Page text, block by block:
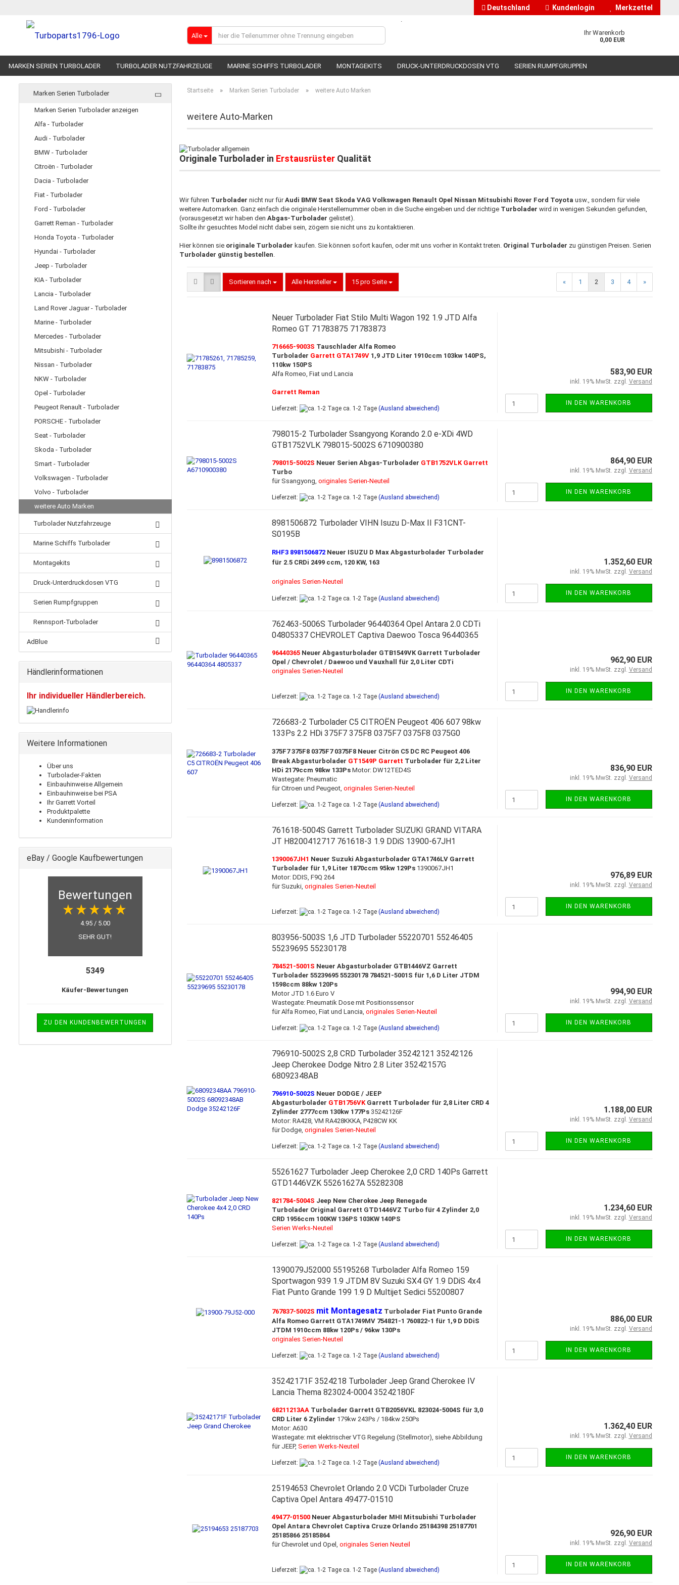
Deutschland
Lieferland
Kundenlogin Merkzettel
Alle
.
Ihr Warenkorb
0,00 EUR
MARKEN SERIEN TURBOLADER TURBOLADER NUTZFAHRZEUGE MARINE SCHIFFS TURBOLADER MONTAGEKITS DRUCK-UNTERDRUCKDOSEN VTG SERIEN RUMPFGRUPPEN
Startseite » Marken Serien Turbolader » weitere Auto Marken
weitere Auto-Marken
Originale Turbolader in Erstausrüster Qualität
Wir führen Turbolader nicht nur fürAudi BMW Seat Skoda VAG Volkswagen Renault Opel Nissan Mitsubishi Rover Ford Toyota usw., sondern für viele
weitere Automarken. Ganz einfach die originale Herstellernummer oben in die Suche eingeben und der richtige Turbolader wird in wenigen Sekunden gefunden,
(vorausgesetzt wir haben den Abgas-Turbolader gelistet).
Sollte ihr gesuchtes Model nicht dabei sein, zögern sie nicht uns zu kontaktieren.
Hier können sie originale Turbolader kaufen. Sie können sofort kaufen, oder mit uns vorher in Kontakt treten. Original Turbolader zu günstigen Preisen. Serien
Turbolader günstig bestellen.
Sortieren nach Alle Hersteller 15 pro Seite « 1 2 3 4 »
Neuer Turbolader Fiat Stilo Multi Wagon 192 1.9 JTD Alfa
Romeo GT 71783875 71783873
716665-9003S Tauschlader Alfa Romeo
Turbolader Garrett GTA1749V1,9 JTD Liter 1910ccm 103kw 140PS,
110kw 150PS
Alfa Romeo, Fiat und Lancia
Garrett Reman
Lieferzeit: ca. 1-2 Tage (Ausland abweichend)
583,90 EUR
inkl. 19% MwSt. zzgl. Versand
IN DEN WARENKORB
798015-2 Turbolader Ssangyong Korando 2.0 e-XDi 4WD
GTB1752VLK 798015-5002S 6710900380
798015-5002S Neuer Serien Abgas-Turbolader GTB1752VLK Garrett
Turbo
für Ssangyong, originales Serien-Neuteil
Lieferzeit: ca. 1-2 Tage (Ausland abweichend)
864,90 EUR
inkl. 19% MwSt. zzgl. Versand
IN DEN WARENKORB
8981506872 Turbolader VIHN Isuzu D-Max II F31CNT-
S0195B
RHF3 8981506872 Neuer ISUZU D Max Abgasturbolader Turbolader
für 2.5 CRDi 2499 ccm, 120 KW, 163
originales Serien-Neuteil
Lieferzeit: ca. 1-2 Tage (Ausland abweichend)
1.352,60 EUR
inkl. 19% MwSt. zzgl. Versand
IN DEN WARENKORB
762463-5006S Turbolader 96440364 Opel Antara 2.0 CDTi
04805337 CHEVROLET Captiva Daewoo Tosca 96440365
96440365 Neuer Abgasturbolader GTB1549VK Garrett Turbolader
Opel / Chevrolet / Daewoo und Vauxhall für 2,0 Liter CDTi
originales Serien-Neuteil
Lieferzeit: ca. 1-2 Tage (Ausland abweichend)
962,90 EUR
inkl. 19% MwSt. zzgl. Versand
IN DEN WARENKORB
726683-2 Turbolader C5 CITROËN Peugeot 406 607 98kw
133Ps 2.2 HDi 375F7 375F8 0375F7 0375F8 0375G0
375F7 375F8 0375F7 0375F8 Neuer Citrön C5 DC RC Peugeot 406
Break Abgasturbolader GT1549P Garrett Turbolader für 2,2 Liter
HDi 2179ccm 98kw 133Ps Motor: DW12TED4S
Wastegate: Pneumatic
für Citroen und Peugeot, originales Serien-Neuteil
Lieferzeit: ca. 1-2 Tage (Ausland abweichend)
836,90 EUR
inkl. 19% MwSt. zzgl. Versand
IN DEN WARENKORB
761618-5004S Garrett Turbolader SUZUKI GRAND VITARA
JT H8200412717 761618-3 1.9 DDiS 13900-67JH1
1390067JH1 Neuer Suzuki Abgasturbolader GTA1746LV Garrett
Turbolader für 1,9 Liter 1870ccm 95kw 129Ps 1390067JH1
Motor: DDIS, F9Q 264
für Suzuki, originales Serien-Neuteil
Lieferzeit: ca. 1-2 Tage (Ausland abweichend)
976,89 EUR
inkl. 19% MwSt. zzgl. Versand
IN DEN WARENKORB
803956-5003S 1,6 JTD Turbolader 55220701 55246405
55239695 55230178
784521-5001S Neuer Abgasturbolader GTB1446VZ Garrett
Turbolader 55239695 55230178784521-5001S für 1,6 D Liter JTDM
1598ccm 88kw 120Ps
Motor JTD 1.6 Euro V
Wastegate: Pneumatik Dose mit Positionssensor
für Alfa Romeo, Fiat und Lancia, originales Serien-Neuteil
Lieferzeit: ca. 1-2 Tage (Ausland abweichend)
994,90 EUR
inkl. 19% MwSt. zzgl. Versand
IN DEN WARENKORB
796910-5002S 2,8 CRD Turbolader 35242121 35242126
Jeep Cherokee Dodge Nitro 2.8 Liter 35242157G
68092348AB
796910-5002S Neuer DODGE / JEEP
Abgasturbolader GTB1756VKGarrett Turbolader für 2,8 Liter CRD 4
Zylinder 2777ccm 130kw 177Ps 35242126F
Motor: RA428, VM RA428KKKA, P428CW KK
für Dodge, originales Serien-Neuteil
Lieferzeit: ca. 1-2 Tage (Ausland abweichend)
1.188,00 EUR
inkl. 19% MwSt. zzgl. Versand
IN DEN WARENKORB
55261627 Turbolader Jeep Cherokee 2,0 CRD 140Ps Garrett
GTD1446VZK 55261627A 55282308
821784-5004S Jeep New Cherokee Jeep Renegade
Turbolader Original Garrett GTD1446VZ Turbo für 4 Zylinder 2,0
CRD 1956ccm 100KW 136PS 103KW 140PS
Serien Werks-Neuteil
Lieferzeit: ca. 1-2 Tage (Ausland abweichend)
1.234,60 EUR
inkl. 19% MwSt. zzgl. Versand
IN DEN WARENKORB
1390079J52000 55195268 Turbolader Alfa Romeo 159
Sportwagon 939 1.9 JTDM 8V Suzuki SX4 GY 1.9 DDiS 4x4
Fiat Punto Grande 199 1.9 D Multijet Sedici 55200807
767837-5002S mit Montagesatz Turbolader Fiat Punto Grande
Alfa Romeo Garrett GTA1749MV 754821-1 760822-1 für 1,9 D DDiS
JTDM 1910ccm 88kw 120Ps / 96kw 130Ps
originales Serien-Neuteil
Lieferzeit: ca. 1-2 Tage (Ausland abweichend)
886,00 EUR
inkl. 19% MwSt. zzgl. Versand
IN DEN WARENKORB
35242171F 3524218 Turbolader Jeep Grand Cherokee IV
Lancia Thema 823024-0004 35242180F
68211213AATurbolader Garrett GTB2056VKL 823024-5004S für 3,0
CRD Liter 6 Zylinder 179kw 243Ps / 184kw 250Ps
Motor: A630
Wastegate: mit elektrischer VTG Regelung (Stellmotor), siehe Abbildung
für JEEP, Serien Werks-Neuteil
Lieferzeit: ca. 1-2 Tage (Ausland abweichend)
1.362,40 EUR
inkl. 19% MwSt. zzgl. Versand
IN DEN WARENKORB
25194653 Chevrolet Orlando 2.0 VCDi Turbolader Cruze
Captiva Opel Antara 49477-01510
49477-01500Neuer Abgasturbolader MHI Mitsubishi Turbolader
Opel Antara Chevrolet Captiva Cruze Orlando 25184398 25187701
25185866 25185864
für Chevrolet und Opel, originales Serien Neuteil
Lieferzeit: ca. 1-2 Tage (Ausland abweichend)
926,90 EUR
inkl. 19% MwSt. zzgl. Versand
IN DEN WARENKORB
Marken Serien Turbolader
Marken Serien Turbolader anzeigen
Alfa - Turbolader
Audi - Turbolader
BMW - Turbolader
Citroën - Turbolader
Dacia - Turbolader
Fiat - Turbolader
Ford - Turbolader
Garrett Reman - Turbolader
Honda Toyota - Turbolader
Hyundai - Turbolader
Jeep - Turbolader
KIA - Turbolader
Lancia - Turbolader
Land Rover Jaguar - Turbolader
Marine - Turbolader
Mercedes - Turbolader
Mitsubishi - Turbolader
Nissan - Turbolader
NKW - Turbolader
Opel - Turbolader
Peugeot Renault - Turbolader
PORSCHE - Turbolader
Seat - Turbolader
Skoda - Turbolader
Smart - Turbolader
Volkswagen - Turbolader
Volvo - Turbolader
weitere Auto Marken
Turbolader Nutzfahrzeuge
Marine Schiffs Turbolader
Montagekits
Druck-Unterdruckdosen VTG
Serien Rumpfgruppen
Rennsport-Turbolader
AdBlue
Händlerinformationen
Ihr individueller Händlerbereich.
Weitere Informationen
Über uns
Turbolader-Fakten
Einbauhinweise Allgemein
Einbauhinweise bei PSA
Ihr Garrett Vorteil
Produktpalette
Kundeninformation
eBay / Google Kaufbewertungen
Bewertungen
4.95 / 5.00
SEHR GUT!
5349
Käufer-Bewertungen
ZU DEN KUNDENBEWERTUNGEN